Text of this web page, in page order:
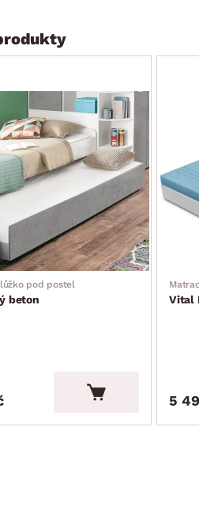
výsuvného lůžka Joker – lze
pod postel
beton Vital
5